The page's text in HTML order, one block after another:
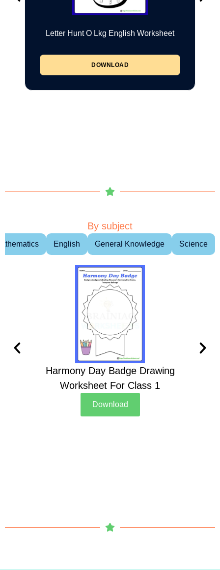
Letter Hunt O Lkg English Worksheet
DOWNLOAD
By subject
English General Knowledge Science
Harmony Day Badge Drawing
Worksheet For Class 1
Download